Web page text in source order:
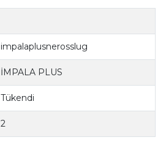
impalaplusnerosslug
İMPALA PLUS
Tükendi
2